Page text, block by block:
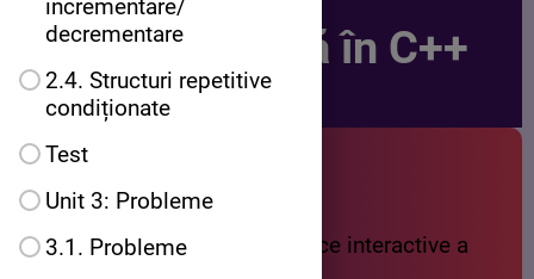
incrementare/
decrementare
2.4. Structuri repetitive
condiționate
Test
Unit 3: Probleme
3.1. Probleme
Navighează în C++
Obiective de învățare
învățarea prin mijloace interactive a